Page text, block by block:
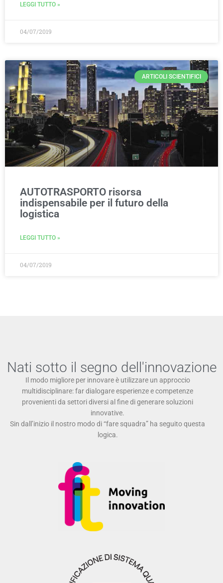
LEGGI TUTTO »
04/07/2019
ARTICOLI SCIENTIFICI
AUTOTRASPORTO risorsa
indispensabile per il futuro della
logistica
LEGGI TUTTO »
04/07/2019
Nati sotto il segno dell'innovazione
Il modo migliore per innovare è utilizzare un approccio
multidisciplinare: far dialogare esperienze e competenze
provenienti da settori diversi al fine di generare soluzioni
innovative.
Sin dall’inizio il nostro modo di “fare squadra” ha seguito questa
logica.